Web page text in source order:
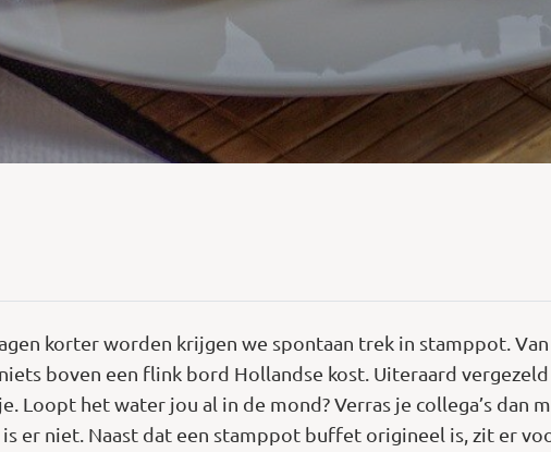
korter worden krijgen we spontaan trek in stamppot.
boven een flink bord Hollandse kost. Uiteraard
Loopt het water jou al in de mond? Verras je collega’s dan
er niet. Naast dat een stamppot buffet origineel is, zit er